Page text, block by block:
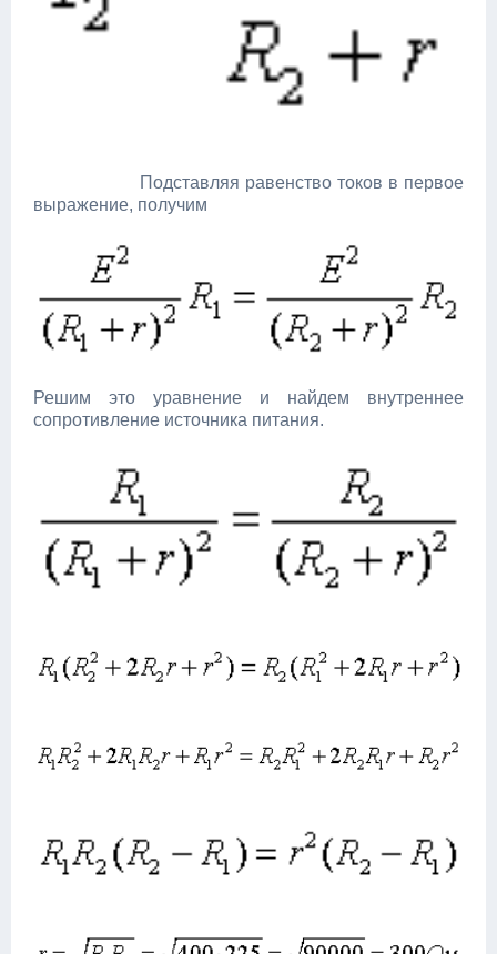
Подставляя равенство токов в первое
выражение, получим
Решим это уравнение и найдем внутреннее
сопротивление источника питания.